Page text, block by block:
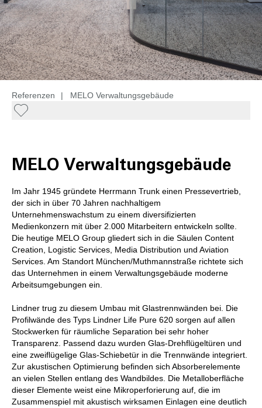
Referenzen | MELO Verwaltungsgebäude
MELO Verwaltungsgebäude
Im Jahr 1945 gründete Herrmann Trunk einen Pressevertrieb,
der sich in über 70 Jahren nachhaltigem
Unternehmenswachstum zu einem diversifizierten
Medienkonzern mit über 2.000 Mitarbeitern entwickeln sollte.
Die heutige MELO Group gliedert sich in die Säulen Content
Creation, Logistic Services, Media Distribution und Aviation
Services. Am Standort München/Muthmannstraße richtete sich
das Unternehmen in einem Verwaltungsgebäude moderne
Arbeitsumgebungen ein.
Lindner trug zu diesem Umbau mit Glastrennwänden bei. Die
Profilwände des Typs Lindner Life Pure 620 sorgen auf allen
Stockwerken für räumliche Separation bei sehr hoher
Transparenz. Passend dazu wurden Glas-Drehflügeltüren und
eine zweiflügelige Glas-Schiebetür in die Trennwände integriert.
Zur akustischen Optimierung befinden sich Absorberelemente
an vielen Stellen entlang des Wandbildes. Die Metalloberfläche
dieser Elemente weist eine Mikroperforierung auf, die im
Zusammenspiel mit akustisch wirksamen Einlagen eine deutlich